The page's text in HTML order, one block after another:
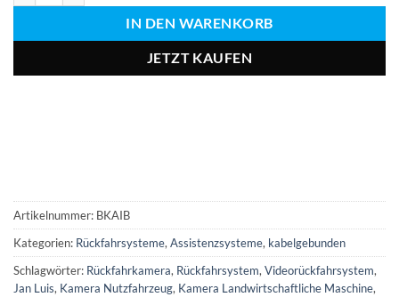
IN DEN WARENKORB
JETZT KAUFEN
Artikelnummer: BKAIB
Kategorien: Rückfahrsysteme, Assistenzsysteme, kabelgebunden
Schlagwörter: Rückfahrkamera, Rückfahrsystem, Videorückfahrsystem,
Jan Luis, Kamera Nutzfahrzeug, Kamera Landwirtschaftliche Maschine,